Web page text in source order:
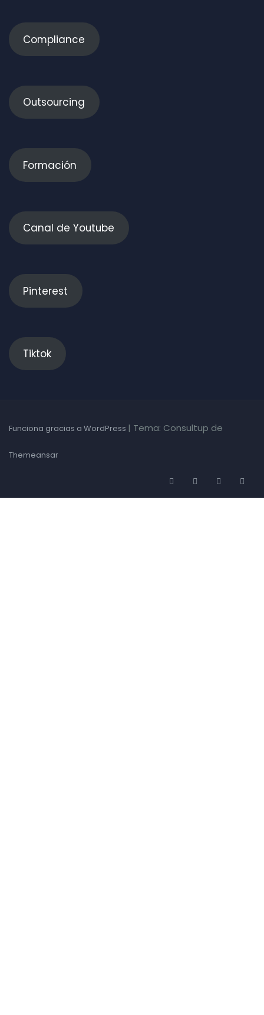
Compliance
Outsourcing
Formación
Canal de Youtube
Pinterest
Tiktok
Funciona gracias a WordPress | Tema: Consultup de
Themeansar